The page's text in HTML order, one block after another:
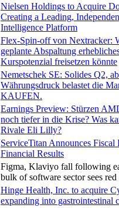
Nielsen Holdings to Acquire
Creating a Leading,
Intelligence Platform
Flex-Spin-off von Nextracker:
geplante Abspaltung
Kurspotenzial freisetzen könnte
Nemetschek SE: Solides Q2,
Währungsdruck belastet die
KAUFEN.
Earnings Preview: Stürzen
noch tiefer in die Krise? Was
Rivale Eli Lilly?
ServiceTitan Announces Fiscal
Financial Results
Figma, Klaviyo fall following
bulk of software sector sees red
Hinge Health, Inc. to acquire
expanding into gastrointestinal